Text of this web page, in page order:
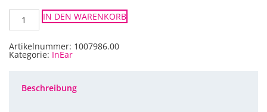
Shure
PSM1000
P10R+-
InEar
Taschenempfänger
Menge
IN DEN WARENKORB
Artikelnummer: 1007986.00
Kategorie: InEar
Beschreibung